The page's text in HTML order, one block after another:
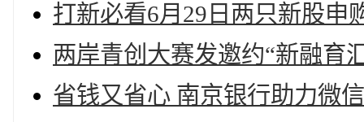
打新必看6月29日两只新股申
两岸青创大赛发邀约“新融育
省钱又省心 南京银行助力微